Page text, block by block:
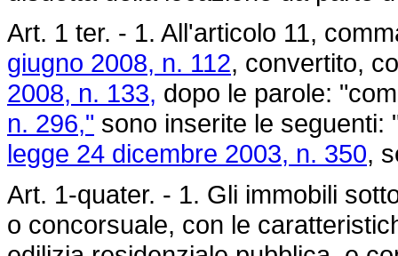
Art. 1 ter. - 1. All'articolo 11,
giugno 2008, n. 112, convertito,
2008, n. 133, dopo le parole:
n. 296," sono inserite le seguenti:
legge 24 dicembre 2003, n. 350,
Art. 1-quater. - 1. Gli immobili
o concorsuale, con le